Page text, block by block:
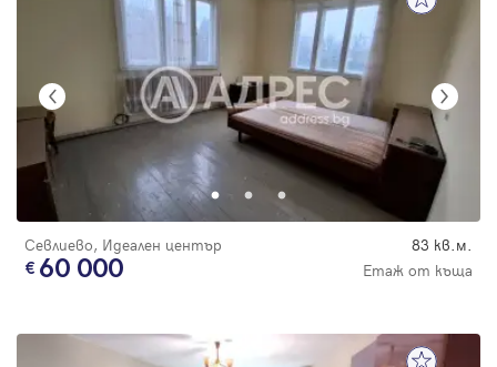
Севлиево, Идеален център 83 кв.м.
60 000 Етаж от къща